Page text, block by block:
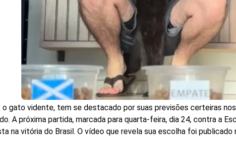
o gato vidente, tem se destacado por suas previsões certeiras
A próxima partida, marcada para quarta-feira, dia 24, contra a
na vitória do Brasil. O vídeo que revela sua escolha foi publicado